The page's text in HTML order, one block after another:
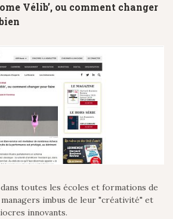
Vélib’, ou comment changer
toutes les écoles et formations de
imbus de leur "créativité" et
innovants.